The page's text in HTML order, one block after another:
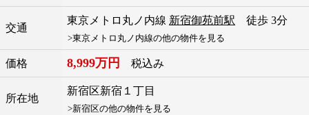
交通
東京メトロ丸ノ内線 新宿御苑前駅 徒歩 3分
>東京メトロ丸ノ内線の他の物件を見る
価格 8,999万円 税込み
所在地
新宿区新宿 １丁目
>新宿区の他の物件を見る